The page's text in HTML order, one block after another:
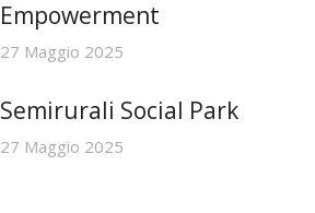
Empowerment
27 Maggio 2025
Semirurali Social Park
27 Maggio 2025